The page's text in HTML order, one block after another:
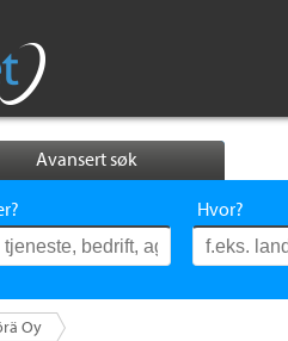
Avansert søk
Hvor?
Oy